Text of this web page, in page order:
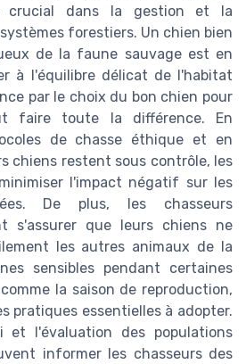
crucial dans la gestion et la
forestiers. Un chien bien
de la faune sauvage est en
à l'équilibre délicat de l'habitat
par le choix du bon chien pour
faire toute la différence. En
de chasse éthique et en
chiens restent sous contrôle, les
l'impact négatif sur les
De plus, les chasseurs
s'assurer que leurs chiens ne
les autres animaux de la
sensibles pendant certaines
la saison de reproduction,
pratiques essentielles à adopter.
et l'évaluation des populations
informer les chasseurs des